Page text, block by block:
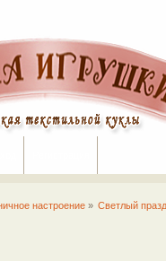
настроение» Светлый